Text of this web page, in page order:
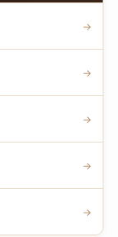
→
→
→
→
→